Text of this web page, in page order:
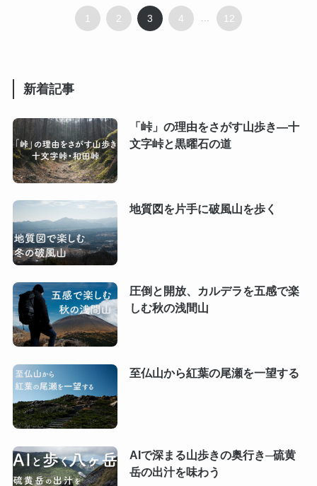
1 2 3 4 12
新着記事
「峠」の理由をさがす山歩き―十
文字峠と黒曜石の道
地質図を片手に破風山を歩く
圧倒と開放、カルデラを五感で楽
しむ秋の浅間山
至仏山から紅葉の尾瀬を一望する
AIで深まる山歩きの奥行き─硫黄
岳の出汁を味わう